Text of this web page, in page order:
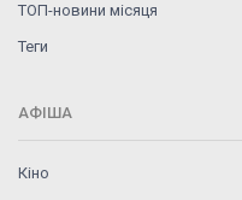
ТОП-новини місяця
Теги
АФІША
Кіно